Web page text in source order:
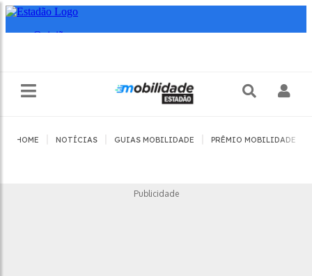
HOME NOTÍCIAS GUIAS MOBILIDADE PRÊMIO MOBILIDADE
Publicidade